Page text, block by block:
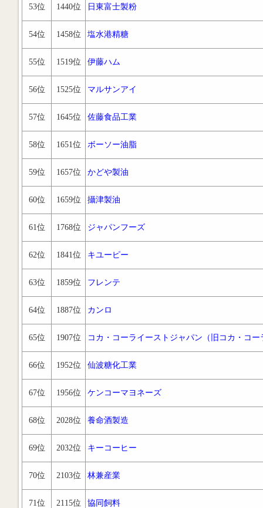
53位 1440位 日東富士製粉
54位 1458位 塩水港精糖
55位 1519位 伊藤ハム
56位 1525位 マルサンアイ
57位 1645位 佐藤食品工業
58位 1651位 ボーソー油脂
59位 1657位 かどや製油
60位 1659位 攝津製油
61位 1768位 ジャパンフーズ
62位 1841位 キユーピー
63位 1859位 フレンテ
64位 1887位 カンロ
65位 1907位 コカ・コーライーストジャパン（旧コカ・
66位 1952位 仙波糖化工業
67位 1956位 ケンコーマヨネーズ
68位 2028位 養命酒製造
69位 2032位 キーコーヒー
70位 2103位 林兼産業
71位 2115位 協同飼料